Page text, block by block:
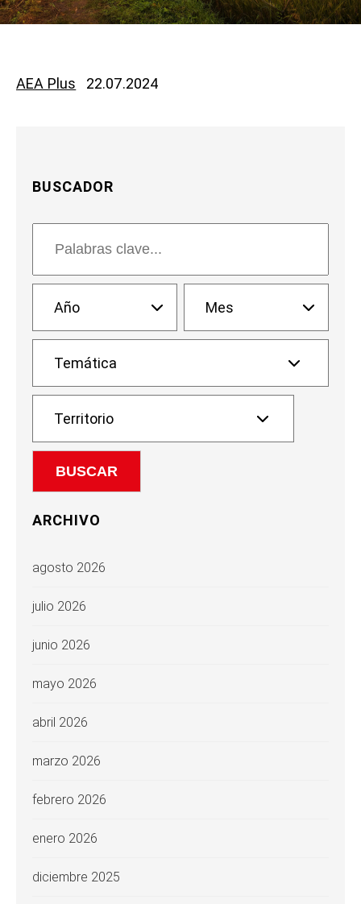
AEA Plus 22.07.2024
BUSCADOR
ARCHIVO
agosto 2026
julio 2026
junio 2026
mayo 2026
abril 2026
marzo 2026
febrero 2026
enero 2026
diciembre 2025